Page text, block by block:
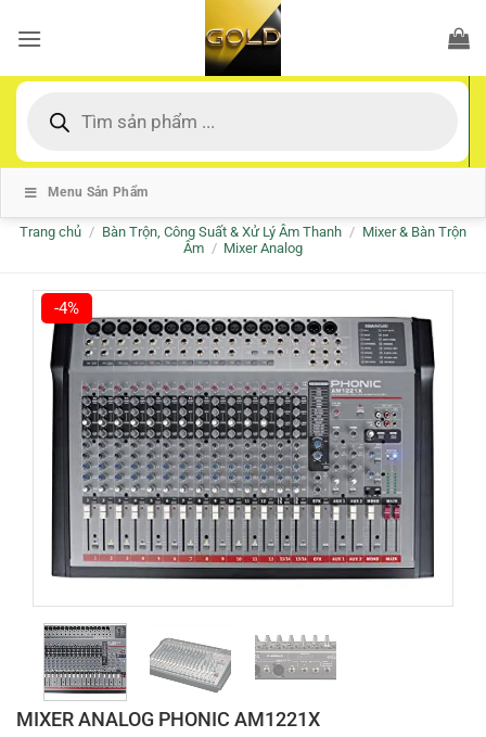
qua
dung
kiếm
Menu Sản Phẩm
Trang chủ / Bàn Trộn, Công Suất & Xử Lý Âm Thanh / Mixer & Bàn Trộn
Âm / Mixer Analog
-4%
MIXER ANALOG PHONIC AM1221X